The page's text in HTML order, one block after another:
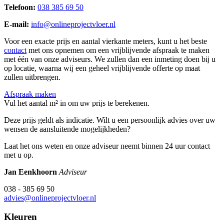
Telefoon: 038 385 69 50
E-mail: info@onlineprojectvloer.nl
Voor een exacte prijs en aantal vierkante meters, kunt u het beste
contact met ons opnemen om een vrijblijvende afspraak te maken
met één van onze adviseurs. We zullen dan een inmeting doen bij u
op locatie, waarna wij een geheel vrijblijvende offerte op maat
zullen uitbrengen.
Afspraak maken
Vul het aantal m² in om uw prijs te berekenen.
Deze prijs geldt als indicatie. Wilt u een persoonlijk advies over uw
wensen de aansluitende mogelijkheden?
Laat het ons weten en onze adviseur neemt binnen 24 uur contact
met u op.
Jan Eenkhoorn Adviseur
038 - 385 69 50
advies@onlineprojectvloer.nl
Kleuren